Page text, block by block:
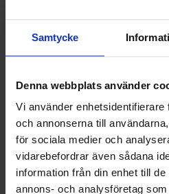
Samtycke
Denna webbplats använder
Vi använder
och annonserna till
för sociala medier och
vidarebefordrar även sådana
information från din enhet till
annons- och analysföretag
Air Liquide och Ohlssons
Ohlssons i nytt
Hässleholm
LÄS MER